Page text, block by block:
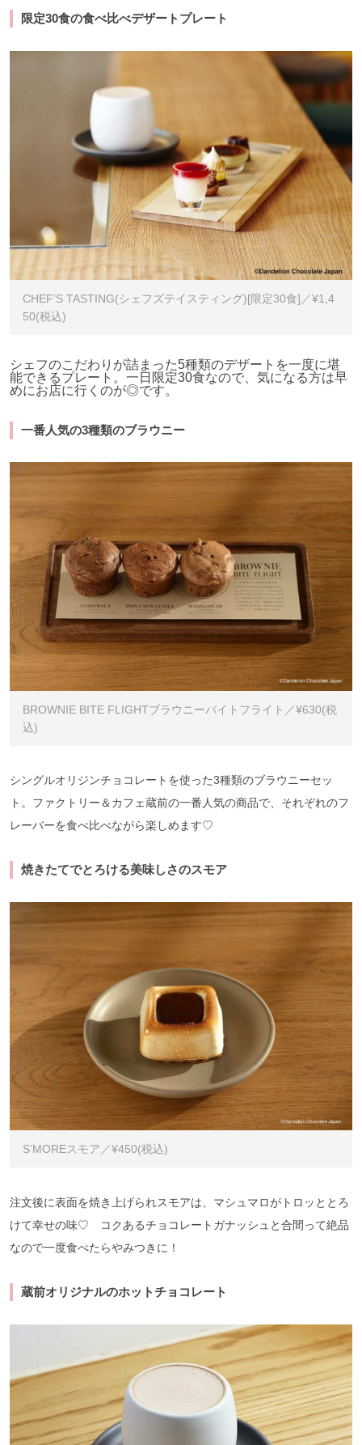
限定30食の食べ比べデザートプレート
CHEF’S TASTING(シェフズテイスティング)[限定30食]／¥1,4
50(税込)
シェフのこだわりが詰まった5種類のデザートを一度に堪
能できるプレート。一日限定30食なので、気になる方は早
めにお店に行くのが◎です。
一番人気の3種類のブラウニー
BROWNIE BITE FLIGHTブラウニーバイトフライト／¥630(税
込)
シングルオリジンチョコレートを使った3種類のブラウニーセッ
ト。ファクトリー＆カフェ蔵前の一番人気の商品で、それぞれのフ
レーバーを食べ比べながら楽しめます♡
焼きたてでとろける美味しさのスモア
S’MOREスモア／¥450(税込)
注文後に表面を焼き上げられスモアは、マシュマロがトロッととろ
けて幸せの味♡ コクあるチョコレートガナッシュと合間って絶品
なので一度食べたらやみつきに！
蔵前オリジナルのホットチョコレート